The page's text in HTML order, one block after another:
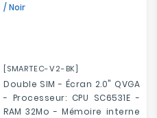
/ Noir
[SMARTEC-V2-BK]
Double SIM - Écran 2.0" QVGA
- Processeur: CPU SC6531E -
RAM 32Mo - Mémoire interne